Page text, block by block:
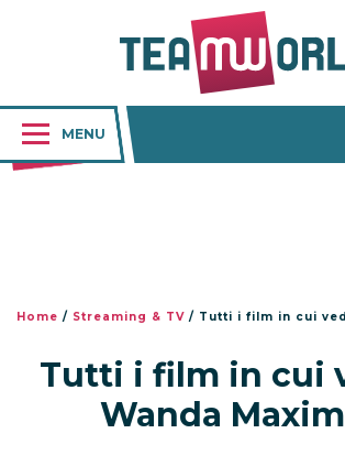
MENU
Home / Streaming & TV / Tutti i film in cui
Tutti i film in cui
Wanda